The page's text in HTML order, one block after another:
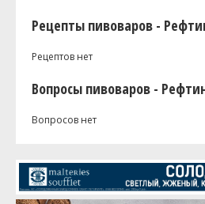
Рецепты пивоваров -
Рецептов нет
Вопросы пивоваров -
Вопросов нет